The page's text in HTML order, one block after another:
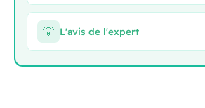
💡 L'avis de l'expert